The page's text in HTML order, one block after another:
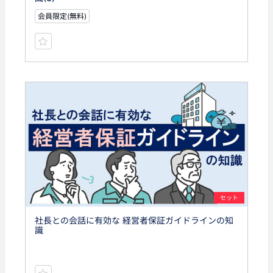
会員限定(無料)
セット
社長との会話に有効な 経営者保証ガイドラインの知
識